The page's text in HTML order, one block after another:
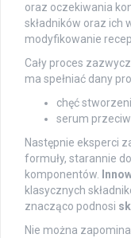
oraz oczekiwania
składników oraz ich
modyfikowanie
Cały proces
ma spełniać dany
chęć
serum
Następnie eksperci
formuły, starannie
komponentów.
klasycznych
znacząco podnosi
Nie można